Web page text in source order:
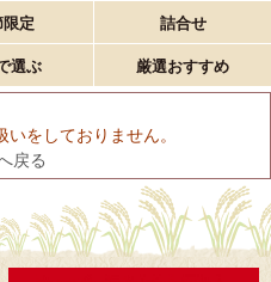
定 詰合せ
選ぶ 厳選おすすめ
をしておりません。
戻る